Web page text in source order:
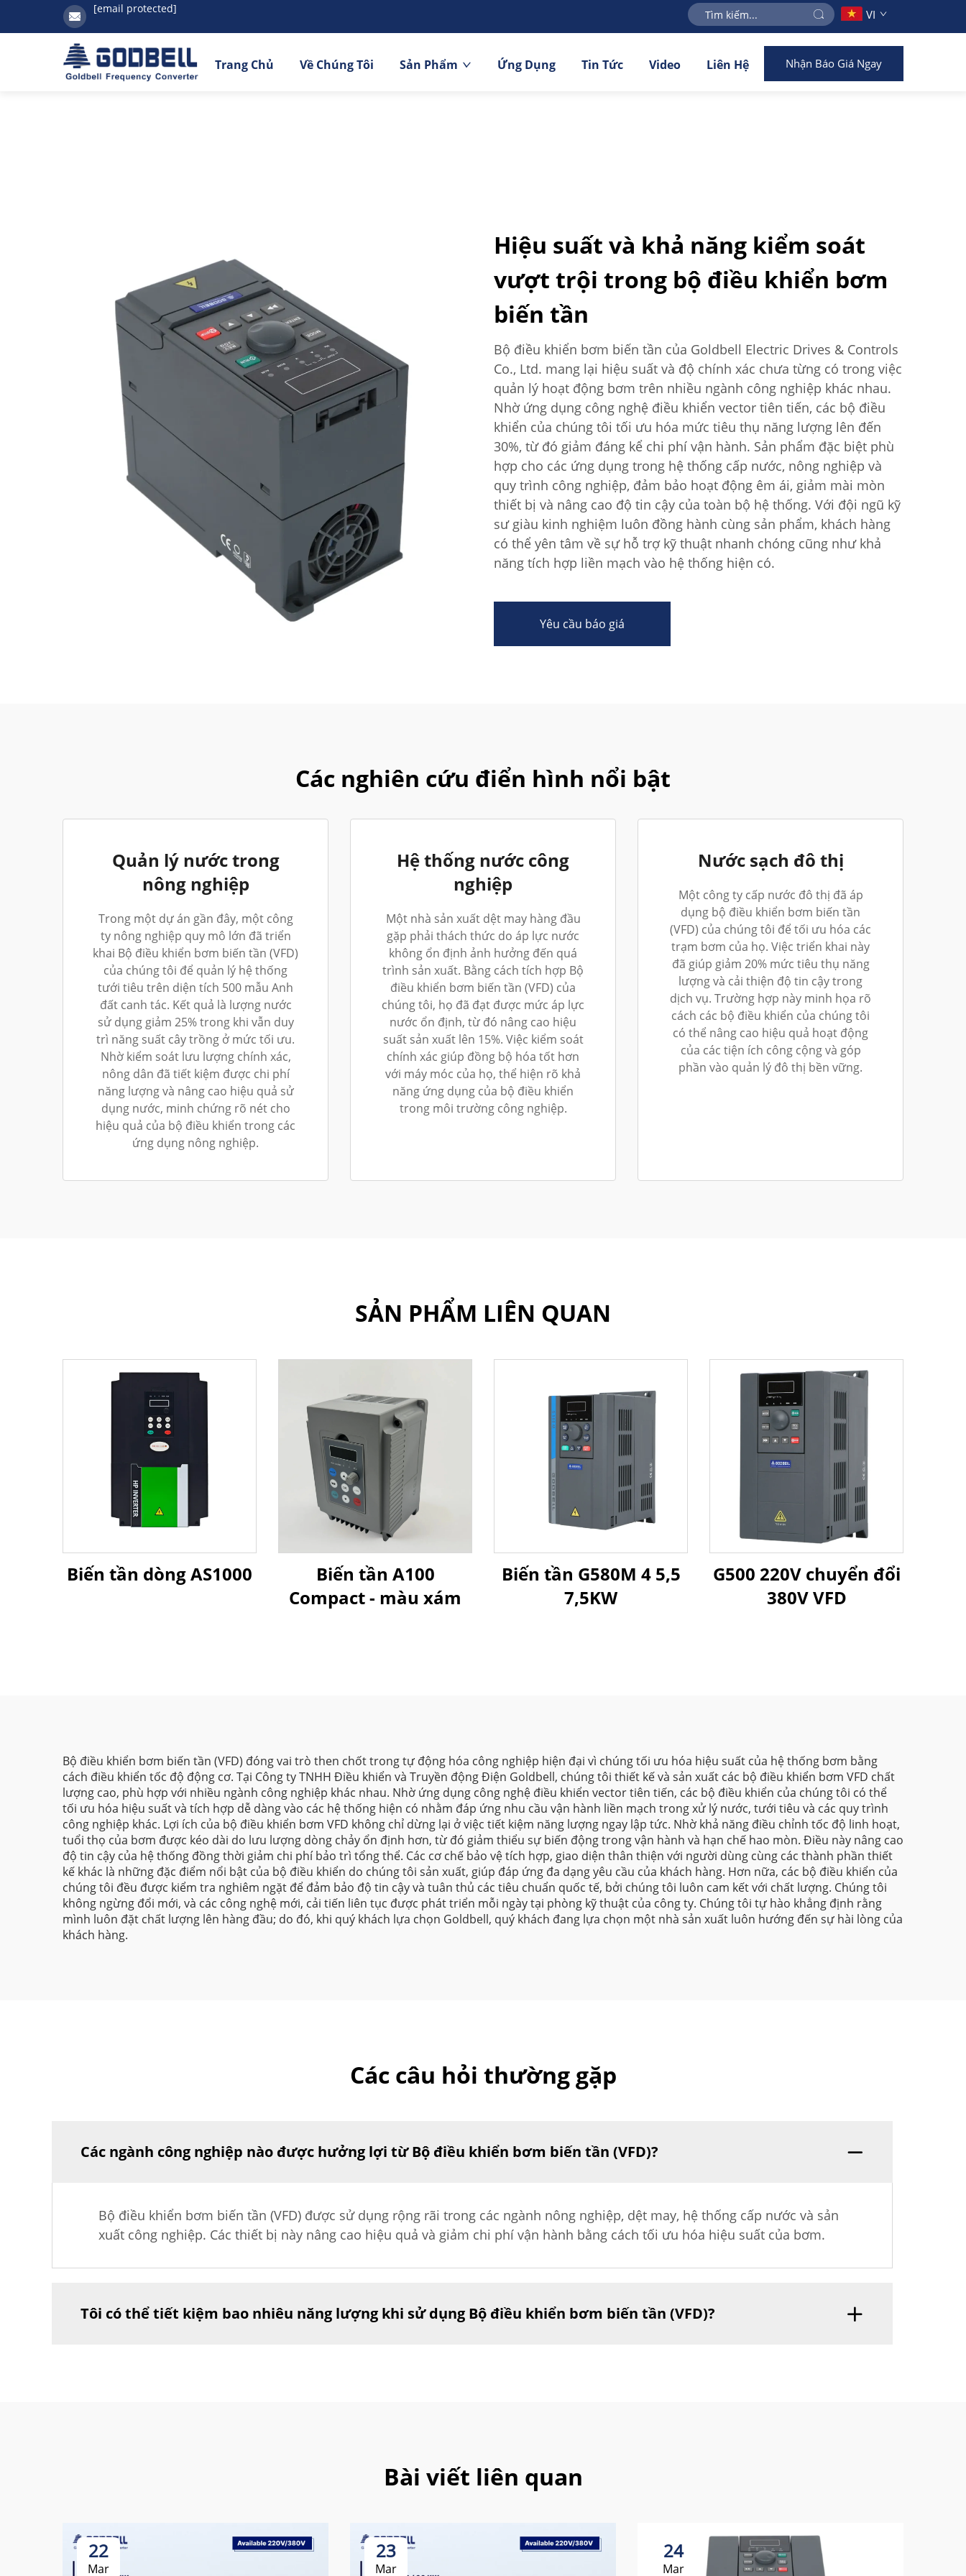
[email protected] VI
Trang Chủ Về Chúng Tôi Sản Phẩm Ứng Dụng Tin Tức Video Liên Hệ Nhận Báo Giá Ngay
Hiệu suất và khả năng kiểm soát
vượt trội trong bộ điều khiển bơm
biến tần
Bộ điều khiển bơm biến tần của Goldbell Electric Drives & Controls
Co., Ltd. mang lại hiệu suất và độ chính xác chưa từng có trong việc
quản lý hoạt động bơm trên nhiều ngành công nghiệp khác nhau.
Nhờ ứng dụng công nghệ điều khiển vector tiên tiến, các bộ điều
khiển của chúng tôi tối ưu hóa mức tiêu thụ năng lượng lên đến
30%, từ đó giảm đáng kể chi phí vận hành. Sản phẩm đặc biệt phù
hợp cho các ứng dụng trong hệ thống cấp nước, nông nghiệp và
quy trình công nghiệp, đảm bảo hoạt động êm ái, giảm mài mòn
thiết bị và nâng cao độ tin cậy của toàn bộ hệ thống. Với đội ngũ kỹ
sư giàu kinh nghiệm luôn đồng hành cùng sản phẩm, khách hàng
có thể yên tâm về sự hỗ trợ kỹ thuật nhanh chóng cũng như khả
năng tích hợp liền mạch vào hệ thống hiện có.
Yêu cầu báo giá
Các nghiên cứu điển hình nổi bật
Quản lý nước trong
nông nghiệp
Trong một dự án gần đây, một công
ty nông nghiệp quy mô lớn đã triển
khai Bộ điều khiển bơm biến tần (VFD)
của chúng tôi để quản lý hệ thống
tưới tiêu trên diện tích 500 mẫu Anh
đất canh tác. Kết quả là lượng nước
sử dụng giảm 25% trong khi vẫn duy
trì năng suất cây trồng ở mức tối ưu.
Nhờ kiểm soát lưu lượng chính xác,
nông dân đã tiết kiệm được chi phí
năng lượng và nâng cao hiệu quả sử
dụng nước, minh chứng rõ nét cho
hiệu quả của bộ điều khiển trong các
ứng dụng nông nghiệp.
Hệ thống nước công
nghiệp
Một nhà sản xuất dệt may hàng đầu
gặp phải thách thức do áp lực nước
không ổn định ảnh hưởng đến quá
trình sản xuất. Bằng cách tích hợp Bộ
điều khiển bơm biến tần (VFD) của
chúng tôi, họ đã đạt được mức áp lực
nước ổn định, từ đó nâng cao hiệu
suất sản xuất lên 15%. Việc kiểm soát
chính xác giúp đồng bộ hóa tốt hơn
với máy móc của họ, thể hiện rõ khả
năng ứng dụng của bộ điều khiển
trong môi trường công nghiệp.
Nước sạch đô thị
Một công ty cấp nước đô thị đã áp
dụng bộ điều khiển bơm biến tần
(VFD) của chúng tôi để tối ưu hóa các
trạm bơm của họ. Việc triển khai này
đã giúp giảm 20% mức tiêu thụ năng
lượng và cải thiện độ tin cậy trong
dịch vụ. Trường hợp này minh họa rõ
cách các bộ điều khiển của chúng tôi
có thể nâng cao hiệu quả hoạt động
của các tiện ích công cộng và góp
phần vào quản lý đô thị bền vững.
SẢN PHẨM LIÊN QUAN
Biến tần dòng AS1000
Biến tần A100
Compact - màu xám
Biến tần G580M 4 5,5
7,5KW
G500 220V chuyển đổi
380V VFD
Bộ điều khiển bơm biến tần (VFD) đóng vai trò then chốt trong tự động hóa công nghiệp hiện đại vì chúng tối ưu hóa hiệu suất của hệ thống bơm bằng
cách điều khiển tốc độ động cơ. Tại Công ty TNHH Điều khiển và Truyền động Điện Goldbell, chúng tôi thiết kế và sản xuất các bộ điều khiển bơm VFD chất
lượng cao, phù hợp với nhiều ngành công nghiệp khác nhau. Nhờ ứng dụng công nghệ điều khiển vector tiên tiến, các bộ điều khiển của chúng tôi có thể
tối ưu hóa hiệu suất và tích hợp dễ dàng vào các hệ thống hiện có nhằm đáp ứng nhu cầu vận hành liền mạch trong xử lý nước, tưới tiêu và các quy trình
công nghiệp khác. Lợi ích của bộ điều khiển bơm VFD không chỉ dừng lại ở việc tiết kiệm năng lượng ngay lập tức. Nhờ khả năng điều chỉnh tốc độ linh hoạt,
tuổi thọ của bơm được kéo dài do lưu lượng dòng chảy ổn định hơn, từ đó giảm thiểu sự biến động trong vận hành và hạn chế hao mòn. Điều này nâng cao
độ tin cậy của hệ thống đồng thời giảm chi phí bảo trì tổng thể. Các cơ chế bảo vệ tích hợp, giao diện thân thiện với người dùng cùng các thành phần thiết
kế khác là những đặc điểm nổi bật của bộ điều khiển do chúng tôi sản xuất, giúp đáp ứng đa dạng yêu cầu của khách hàng. Hơn nữa, các bộ điều khiển của
chúng tôi đều được kiểm tra nghiêm ngặt để đảm bảo độ tin cậy và tuân thủ các tiêu chuẩn quốc tế, bởi chúng tôi luôn cam kết với chất lượng. Chúng tôi
không ngừng đổi mới, và các công nghệ mới, cải tiến liên tục được phát triển mỗi ngày tại phòng kỹ thuật của công ty. Chúng tôi tự hào khẳng định rằng
mình luôn đặt chất lượng lên hàng đầu; do đó, khi quý khách lựa chọn Goldbell, quý khách đang lựa chọn một nhà sản xuất luôn hướng đến sự hài lòng của
khách hàng.
Các câu hỏi thường gặp
Các ngành công nghiệp nào được hưởng lợi từ Bộ điều khiển bơm biến tần (VFD)?
Bộ điều khiển bơm biến tần (VFD) được sử dụng rộng rãi trong các ngành nông nghiệp, dệt may, hệ thống cấp nước và sản
xuất công nghiệp. Các thiết bị này nâng cao hiệu quả và giảm chi phí vận hành bằng cách tối ưu hóa hiệu suất của bơm.
Tôi có thể tiết kiệm bao nhiêu năng lượng khi sử dụng Bộ điều khiển bơm biến tần (VFD)?
Bài viết liên quan
22
Mar
23
Mar
24
Mar